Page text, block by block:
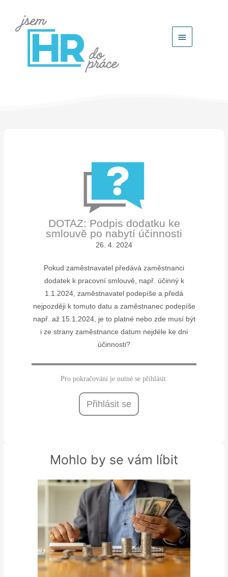
Hlavní
DOTAZ: Podpis dodatku ke
smlouvě po nabytí účinnosti
26. 4. 2024
Pokud zaměstnavatel předává zaměstnanci
dodatek k pracovní smlouvě, např. účinný k
1.1.2024, zaměstnavatel podepíše a předá
nejpozději k tomuto datu a zaměstnanec podepíše
např. až 15.1.2024, je to platné nebo zde musí být
i ze strany zaměstnance datum nejdéle ke dni
účinnosti?
Pro pokračování je nutné se přihlásit.
Přihlásit se
Mohlo by se vám líbit